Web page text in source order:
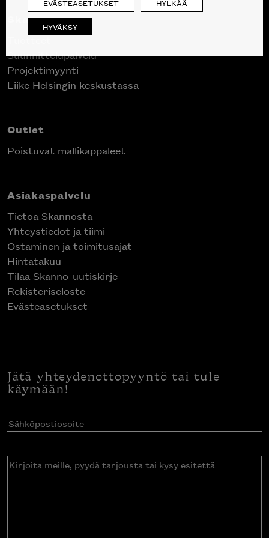
Skanno
Tuotteet
Suunnittelupalvelu
Projektimyynti
Liike Helsingin keskustassa
Outlet
Poistuvat mallikappaleet
Asiakaspalvelu
Tietoa Skannosta
Yhteystiedot ja tiimi
Ostaminen ja toimitusajat
Hintatakuu
Tilaa Skanno-uutiskirje
Rekisteriseloste
Evästeasetukset
Jätä yhteydenottopyyntö tai tule
käymään!
Sähköpostiosoite(Pakollinen)
Kirjoita
EVÄSTEASETUKSET HYLKÄÄ
HYVÄKSY